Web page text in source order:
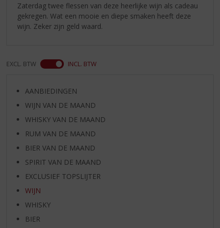
Zaterdag twee flessen van deze heerlijke wijn als cadeau
gekregen. Wat een mooie en diepe smaken heeft deze
wijn. Zeker zijn geld waard.
EXCL. BTW INCL. BTW
AANBIEDINGEN
WIJN VAN DE MAAND
WHISKY VAN DE MAAND
RUM VAN DE MAAND
BIER VAN DE MAAND
SPIRIT VAN DE MAAND
EXCLUSIEF TOPSLIJTER
WIJN
WHISKY
BIER